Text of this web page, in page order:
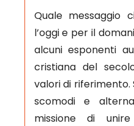
Quale messaggio
l’oggi e per il
alcuni esponenti
cristiana del
valori di
scomodi e
missione di unire